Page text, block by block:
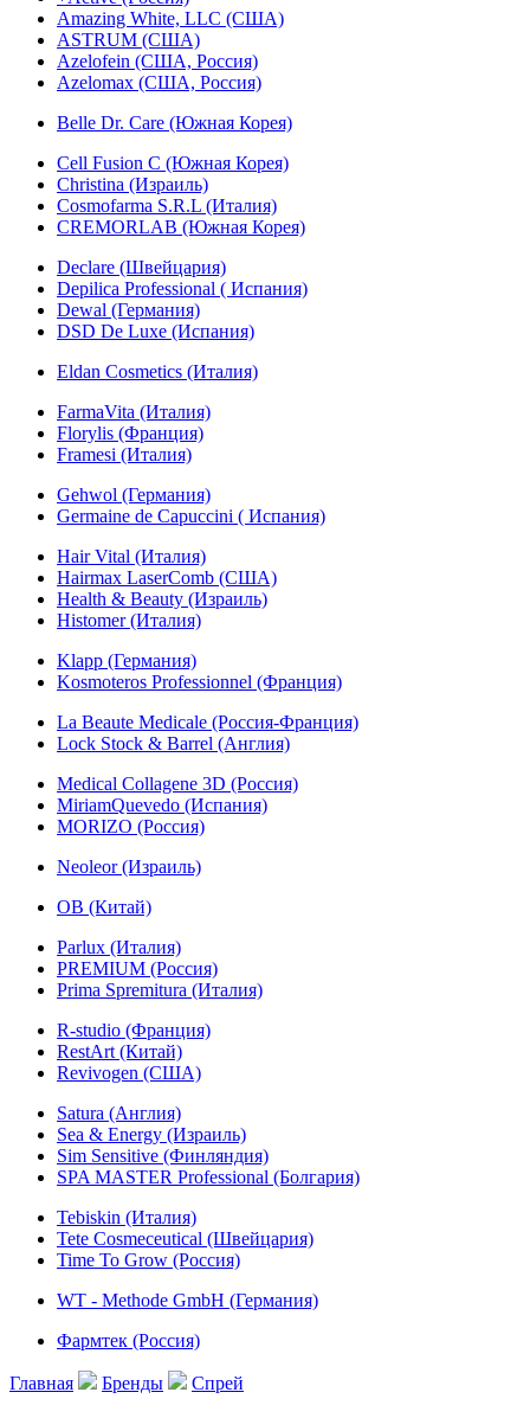
Amazing White, LLC (США)
ASTRUM (США)
Azelofein (США, Россия)
Azelomax (США, Россия)
Belle Dr. Care (Южная Корея)
Cell Fusion C (Южная Корея)
Christina (Израиль)
Cosmofarma S.R.L (Италия)
CREMORLAB (Южная Корея)
Declare (Швейцария)
Depilica Professional ( Испания)
Dewal (Германия)
DSD De Luxe (Испания)
Eldan Cosmetics (Италия)
FarmaVita (Италия)
Florylis (Франция)
Framesi (Италия)
Gehwol (Германия)
Germaine de Capuccini ( Испания)
Hair Vital (Италия)
Hairmax LaserComb (США)
Health & Beauty (Израиль)
Histomer (Италия)
Klapp (Германия)
Kosmoteros Professionnel (Франция)
La Beaute Medicale (Россия-Франция)
Lock Stock & Barrel (Англия)
Medical Collagene 3D (Россия)
MiriamQuevedo (Испания)
MORIZO (Россия)
Neoleor (Израиль)
OB (Китай)
Parlux (Италия)
PREMIUM (Россия)
Prima Spremitura (Италия)
R-studio (Франция)
RestArt (Китай)
Revivogen (США)
Satura (Англия)
Sea & Energy (Израиль)
Sim Sensitive (Финляндия)
SPA MASTER Professional (Болгария)
Tebiskin (Италия)
Tete Cosmeceutical (Швейцария)
Time To Grow (Россия)
WT - Methode GmbH (Германия)
Фармтек (Россия)
Главная Бренды Спрей